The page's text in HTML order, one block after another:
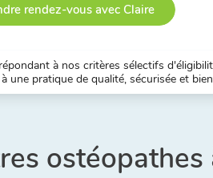
rendez-vous avec Claire
à nos critères sélectifs
une pratique de qualité, sécurisée et